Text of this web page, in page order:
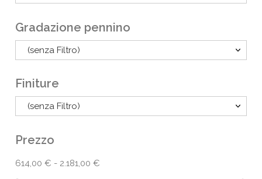
Gradazione pennino
(senza Filtro)
Finiture
(senza Filtro)
Prezzo
614,00 € - 2.181,00 €